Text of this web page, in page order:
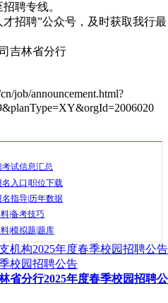
聘专线。
招聘”公众号，及时获取我行最
吉林省分行
job/announcement.html?
试信息汇总
入口|职位下载
指导|历年数据
|备考技巧
|模拟题|题库
机构2025年度春季校园招聘公告
校园招聘公告
省分行2025年度春季校园招聘公